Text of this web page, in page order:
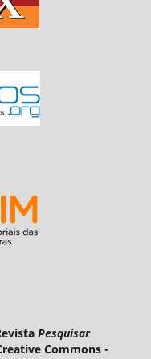
Pesquisar
Commons -